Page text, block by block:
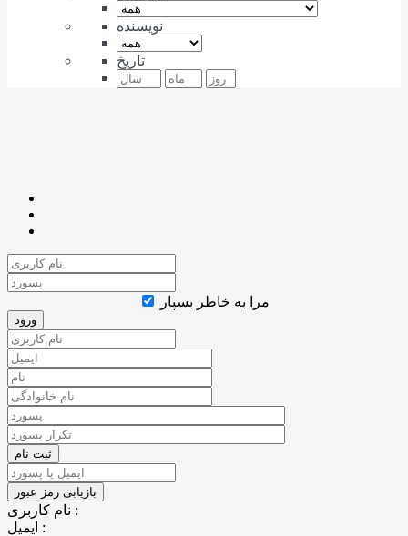
نویسنده
تاریخ
مرا به خاطر بسپار
نام کاربری :
ایمیل :